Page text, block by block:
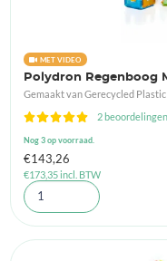
MET VIDEO
Polydron Regenboog
Gemaakt van Gerecycled Plastic
2 beoordelingen
Nog 3 op voorraad.
€143,26
€173,35incl. BTW